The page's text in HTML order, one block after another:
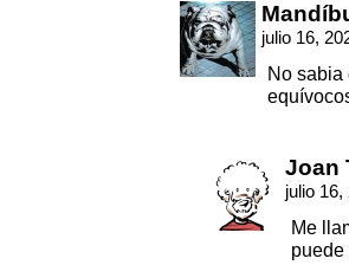
julio 16,
No sabia
Joan
julio
Me
puede